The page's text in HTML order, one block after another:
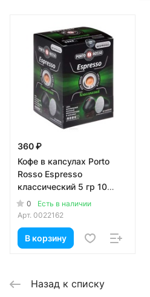
360 ₽
Кофе в капсулах Porto
Rosso Espresso
классический 5 гр 10
капсул
0
Есть в наличии
Арт. 0022162
В корзину
Назад к списку